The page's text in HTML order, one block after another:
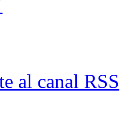
al canal RSS